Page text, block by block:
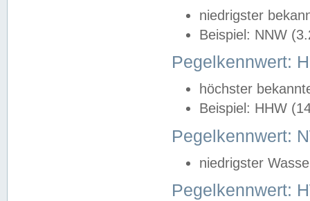
niedrigster
Beispiel: NNW
Pegelkennwert:
höchster
Beispiel: HHW
Pegelkennwert:
niedrigster
Pegelkennwert: